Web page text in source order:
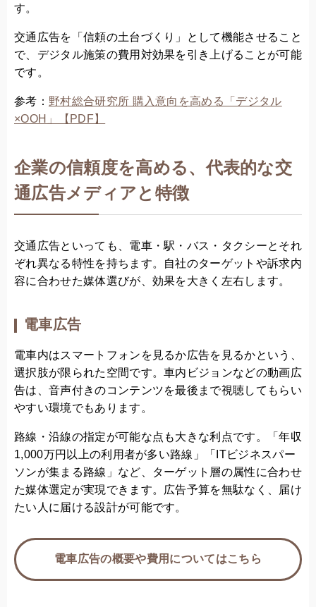
す。
交通広告を「信頼の土台づくり」として機能させること
で、デジタル施策の費用対効果を引き上げることが可能
です。
参考： 野村総合研究所 購入意向を高める「デジタル
×OOH」【PDF】
企業の信頼度を高める、代表的な交
通広告メディアと特徴
交通広告といっても、電車・駅・バス・タクシーとそれ
ぞれ異なる特性を持ちます。自社のターゲットや訴求内
容に合わせた媒体選びが、効果を大きく左右します。
電車広告
電車内はスマートフォンを見るか広告を見るかという、
選択肢が限られた空間です。車内ビジョンなどの動画広
告は、音声付きのコンテンツを最後まで視聴してもらい
やすい環境でもあります。
路線・沿線の指定が可能な点も大きな利点です。「年収
1,000万円以上の利用者が多い路線」「ITビジネスパー
ソンが集まる路線」など、ターゲット層の属性に合わせ
た媒体選定が実現できます。広告予算を無駄なく、届け
たい人に届ける設計が可能です。
電車広告の概要や費用についてはこちら